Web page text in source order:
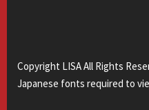
Copyright LISA All Rights
Japanese fonts required to